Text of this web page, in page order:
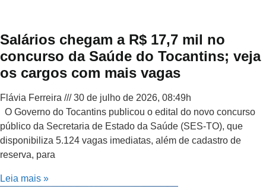
Salários chegam a R$ 17,7 mil no
concurso da Saúde do Tocantins; veja
os cargos com mais vagas
Flávia Ferreira
30 de julho de 2026, 08:49h
O Governo do Tocantins publicou o edital do novo concurso
público da Secretaria de Estado da Saúde (SES-TO), que
disponibiliza 5.124 vagas imediatas, além de cadastro de
reserva, para
Leia mais »